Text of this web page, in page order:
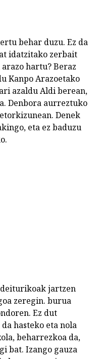
behar duzu. Ez da
idatzitako zerbait
hartu? Beraz
Kanpo Arazoetako
azaldu Aldi berean,
Denbora aurreztuko
Denek
eta ez baduzu
jartzen
zeregin. burua
Ez dut
hasteko eta nola
beharrezkoa da,
bat. Izango gauza